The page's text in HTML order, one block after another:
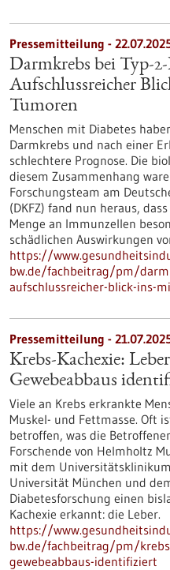
Pressemitteilung -
Darmkrebs bei Typ-
Aufschlussreicher
Tumoren
Menschen mit Diabetes
Darmkrebs und nach einer
schlechtere Prognose. Die
diesem Zusammenhang
Forschungsteam am
(DKFZ) fand nun heraus,
Menge an Immunzellen
schädlichen Auswirkungen
https://
bw.de/fachbeitrag/pm/
aufschlussreicher-blick-ins-
Pressemitteilung -
Krebs-Kachexie:
Gewebeabbaus
Viele an Krebs erkrankte
Muskel- und Fettmasse. Oft
betroffen, was die
Forschende von Helmholtz
mit dem
Universität München und
Diabetesforschung einen
Kachexie erkannt: die Leber.
https://
bw.de/fachbeitrag/pm/
gewebeabbaus-identifiziert